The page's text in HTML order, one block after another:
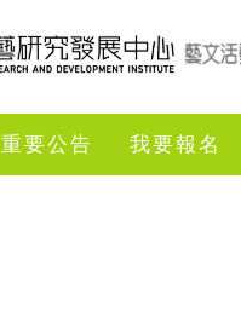
重要公告 我要報名